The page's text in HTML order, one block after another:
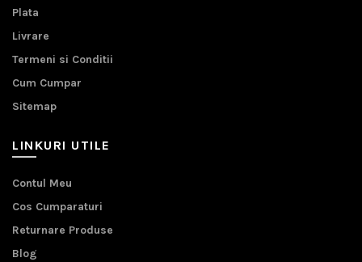
Plata
Livrare
Termeni si Conditii
Cum Cumpar
Sitemap
LINKURI UTILE
Contul Meu
Cos Cumparaturi
Returnare Produse
Blog